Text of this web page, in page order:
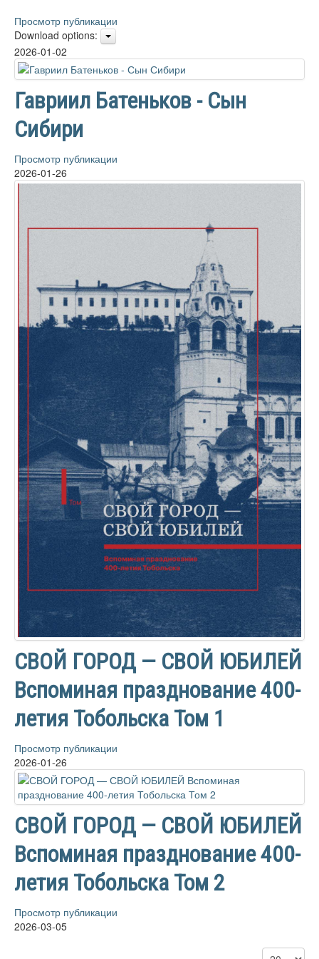
Видеоматериалы
Контакты
Сайт проекта Достоевский
Ермаковополе.рф
Просмотр публикации
Download options:
2026-01-02
Гавриил Батеньков - Сын
Сибири
Просмотр публикации
2026-01-26
СВОЙ ГОРОД — СВОЙ ЮБИЛЕЙ
Вспоминая празднование 400-
летия Тобольска Том 1
Просмотр публикации
2026-01-26
СВОЙ ГОРОД — СВОЙ ЮБИЛЕЙ
Вспоминая празднование 400-
летия Тобольска Том 2
Просмотр публикации
2026-03-05
Кол-во